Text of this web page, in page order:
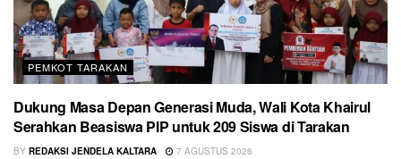
PEMKOT TARAKAN
Dukung Masa Depan Generasi Muda, Wali Kota Khairul
Serahkan Beasiswa PIP untuk 209 Siswa di Tarakan
BY REDAKSI JENDELA KALTARA 7 AGUSTUS 2026